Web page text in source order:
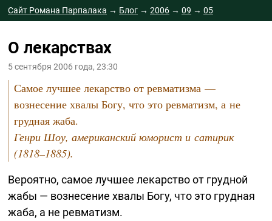
Сайт Романа Парпалака → Блог →2006 →09 →05
О лекарствах
5 сентября 2006 года, 23:30
Самое лучшее лекарство от ревматизма —
вознесение хвалы Богу, что это ревматизм, а не
грудная жаба.
Генри Шоу, американский юморист и сатирик
(1818–1885).
Вероятно, самое лучшее лекарство от грудной
жабы — вознесение хвалы Богу, что это грудная
жаба, а не ревматизм.